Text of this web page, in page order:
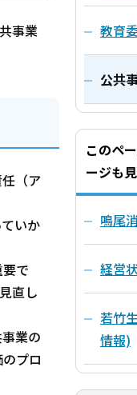
事業
（ア
いか
で
直し
業の
プロ
教育
公共
このペ
ージも
鳴尾
経営
若竹
情報)